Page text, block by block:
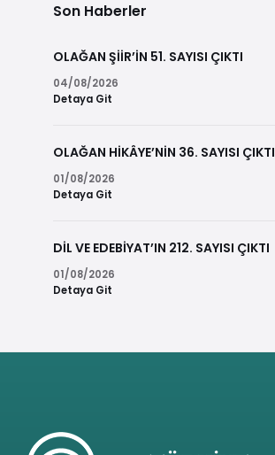
Son Haberler
OLAĞAN ŞİİR’İN 51. SAYISI ÇIKTI
04/08/2026
Detaya Git
OLAĞAN HİKÂYE’NİN 36. SAYISI ÇIKTI
01/08/2026
Detaya Git
DİL VE EDEBİYAT’IN 212. SAYISI ÇIKTI
01/08/2026
Detaya Git